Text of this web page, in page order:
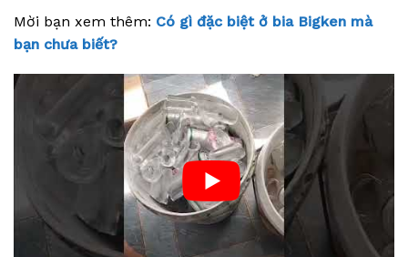
Mời bạn xem thêm: Có gì đặc biệt ở bia Bigken mà
bạn chưa biết?